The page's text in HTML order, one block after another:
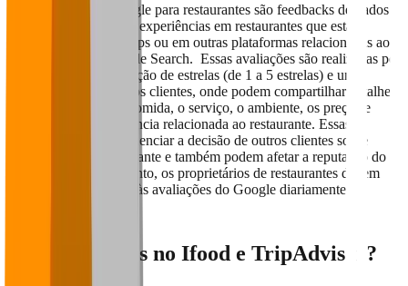
As avaliações do Google para restaurantes são feedbacks deixados
por clientes sobre suas experiências em restaurantes que estão
listados no Google Maps ou em outras plataformas relacionadas ao
Google, como o Google Search. Essas avaliações são realizadas por
meio de uma classificação de estrelas (de 1 a 5 estrelas) e um
comentário escrito pelos clientes, onde podem compartilhar detalhes
sobre a qualidade da comida, o serviço, o ambiente, os preços e
qualquer outra experiência relacionada ao restaurante. Essas
avaliações podem influenciar a decisão de outros clientes sobre
visitar ou não o restaurante e também podem afetar a reputação do
estabelecimento. Portanto, os proprietários de restaurantes devem
monitorar e responder às avaliações do Google diariamente.
E as avaliações no Ifood e TripAdvisor?